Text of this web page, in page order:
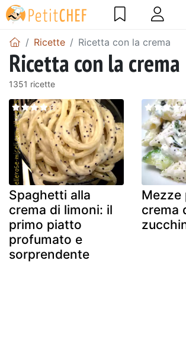
Ricette Ricetta con la crema
Ricetta con la crema
1351 ricette
Spaghetti alla
crema di limoni: il
primo piatto
profumato e
sorprendente
Mezze
crema